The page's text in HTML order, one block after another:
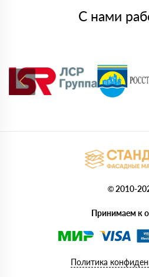
С нами
© 2010-
Принимаем к
Политика